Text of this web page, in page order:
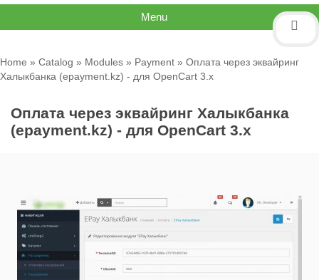
Menu
Home » Catalog » Modules » Payment » Оплата через эквайринг
Халыкбанка (epayment.kz) - для OpenCart 3.x
Оплата через эквайринг Халыкбанка
(epayment.kz) - для OpenCart 3.x